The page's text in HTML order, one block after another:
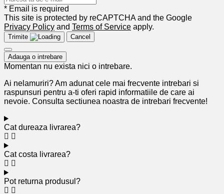
* Email is required
This site is protected by reCAPTCHA and the Google
Privacy Policy and Terms of Service apply.
Trimite Cancel
Adauga o intrebare
Momentan nu exista nici o intrebare.
Ai nelamuriri? Am adunat cele mai frecvente intrebari si
raspunsuri pentru a-ti oferi rapid informatiile de care ai
nevoie. Consulta sectiunea noastra de intrebari frecvente!
Cat dureaza livrarea?
Cat costa livrarea?
Pot returna produsul?